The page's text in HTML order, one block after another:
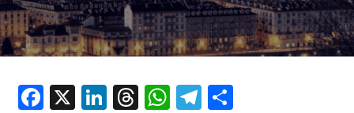
Facebook
X LinkedIn
Threads
WhatsApp
Telegram
Condividi